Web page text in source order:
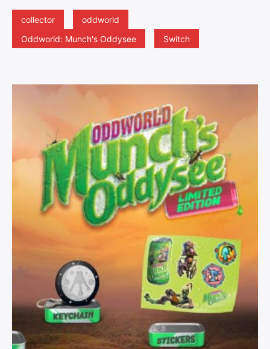
collector
oddworld
Oddworld: Munch's Oddysee
Switch